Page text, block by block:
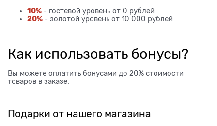
10% - гостевой уровень от 0 рублей
20% - золотой уровень от 10 000 рублей
Как использовать бонусы?
Вы можете оплатить бонусами до 20% стоимости
товаров в заказе.
Подарки от нашего магазина